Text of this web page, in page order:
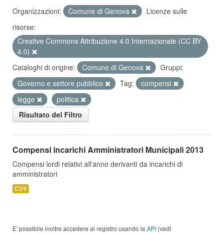
Organizzazioni: Comune di Genova
Licenze sulle
risorse:
Creative Commons Attribuzione 4.0 Internazionale (CC BY
4.0)
Cataloghi di origine:
Comune di Genova
Gruppi:
Governo e settore pubblico
Tag:
compensi
legge
politica
Risultato del Filtro
Compensi incarichi Amministratori Municipali 2013
Compensi lordi relativi all'anno derivanti da incarichi di
amministratori
CSV
E' possibile inoltre accedere al registro usando le API (vedi